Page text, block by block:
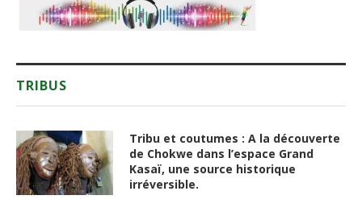
TRIBUS
Tribu et coutumes : A la découverte
de Chokwe dans l’espace Grand
Kasaï, une source historique
irréversible.